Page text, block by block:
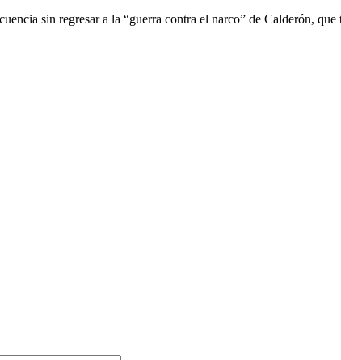
sin regresar a la “guerra contra el narco” de Calderón, que